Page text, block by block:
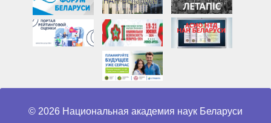
© 2026 Национальная академия наук Беларуси